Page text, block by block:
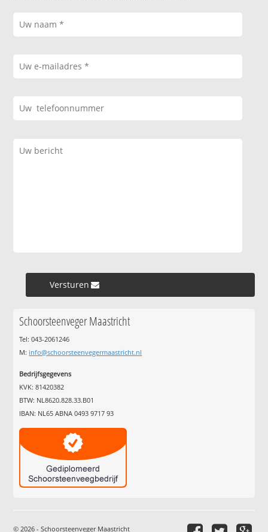
Versturen »
Schoorsteenveger Maastricht
Tel: 043-2061246
M: info@schoorsteenvegermaastricht.nl
Bedrijfsgegevens
KVK: 81420382
BTW: NL8620.828.33.B01
IBAN: NL65 ABNA 0493 9717 93
© 2026 - Schoorsteenveger Maastricht